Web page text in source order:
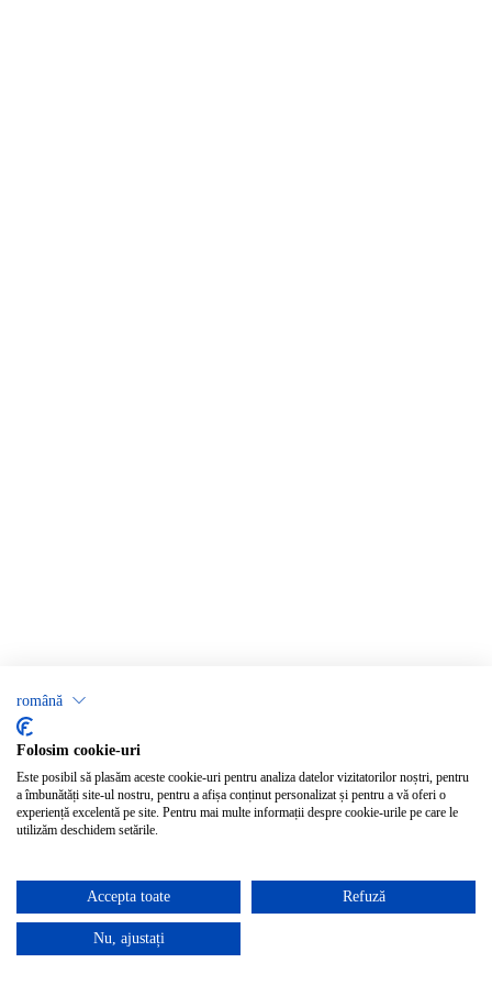
română
Folosim cookie-uri
Este posibil să plasăm aceste cookie-uri pentru analiza datelor vizitatorilor noștri, pentru
a îmbunătăți site-ul nostru, pentru a afișa conținut personalizat și pentru a vă oferi o
experiență excelentă pe site. Pentru mai multe informații despre cookie-urile pe care le
utilizăm deschidem setările.
Accepta toate Refuză
Nu, ajustați